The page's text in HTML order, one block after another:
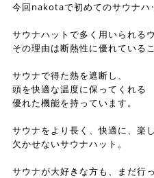
今回nakotaで初めてのサウナハ
サウナハットで多く用いられる
その理由は断熱性に優れているこ
サウナで得た熱を遮断し、
頭を快適な温度に保ってくれる
優れた機能を持っています。
サウナをより長く、快適に、楽
欠かせないサウナハット。
サウナが大好きな方も、まだ行